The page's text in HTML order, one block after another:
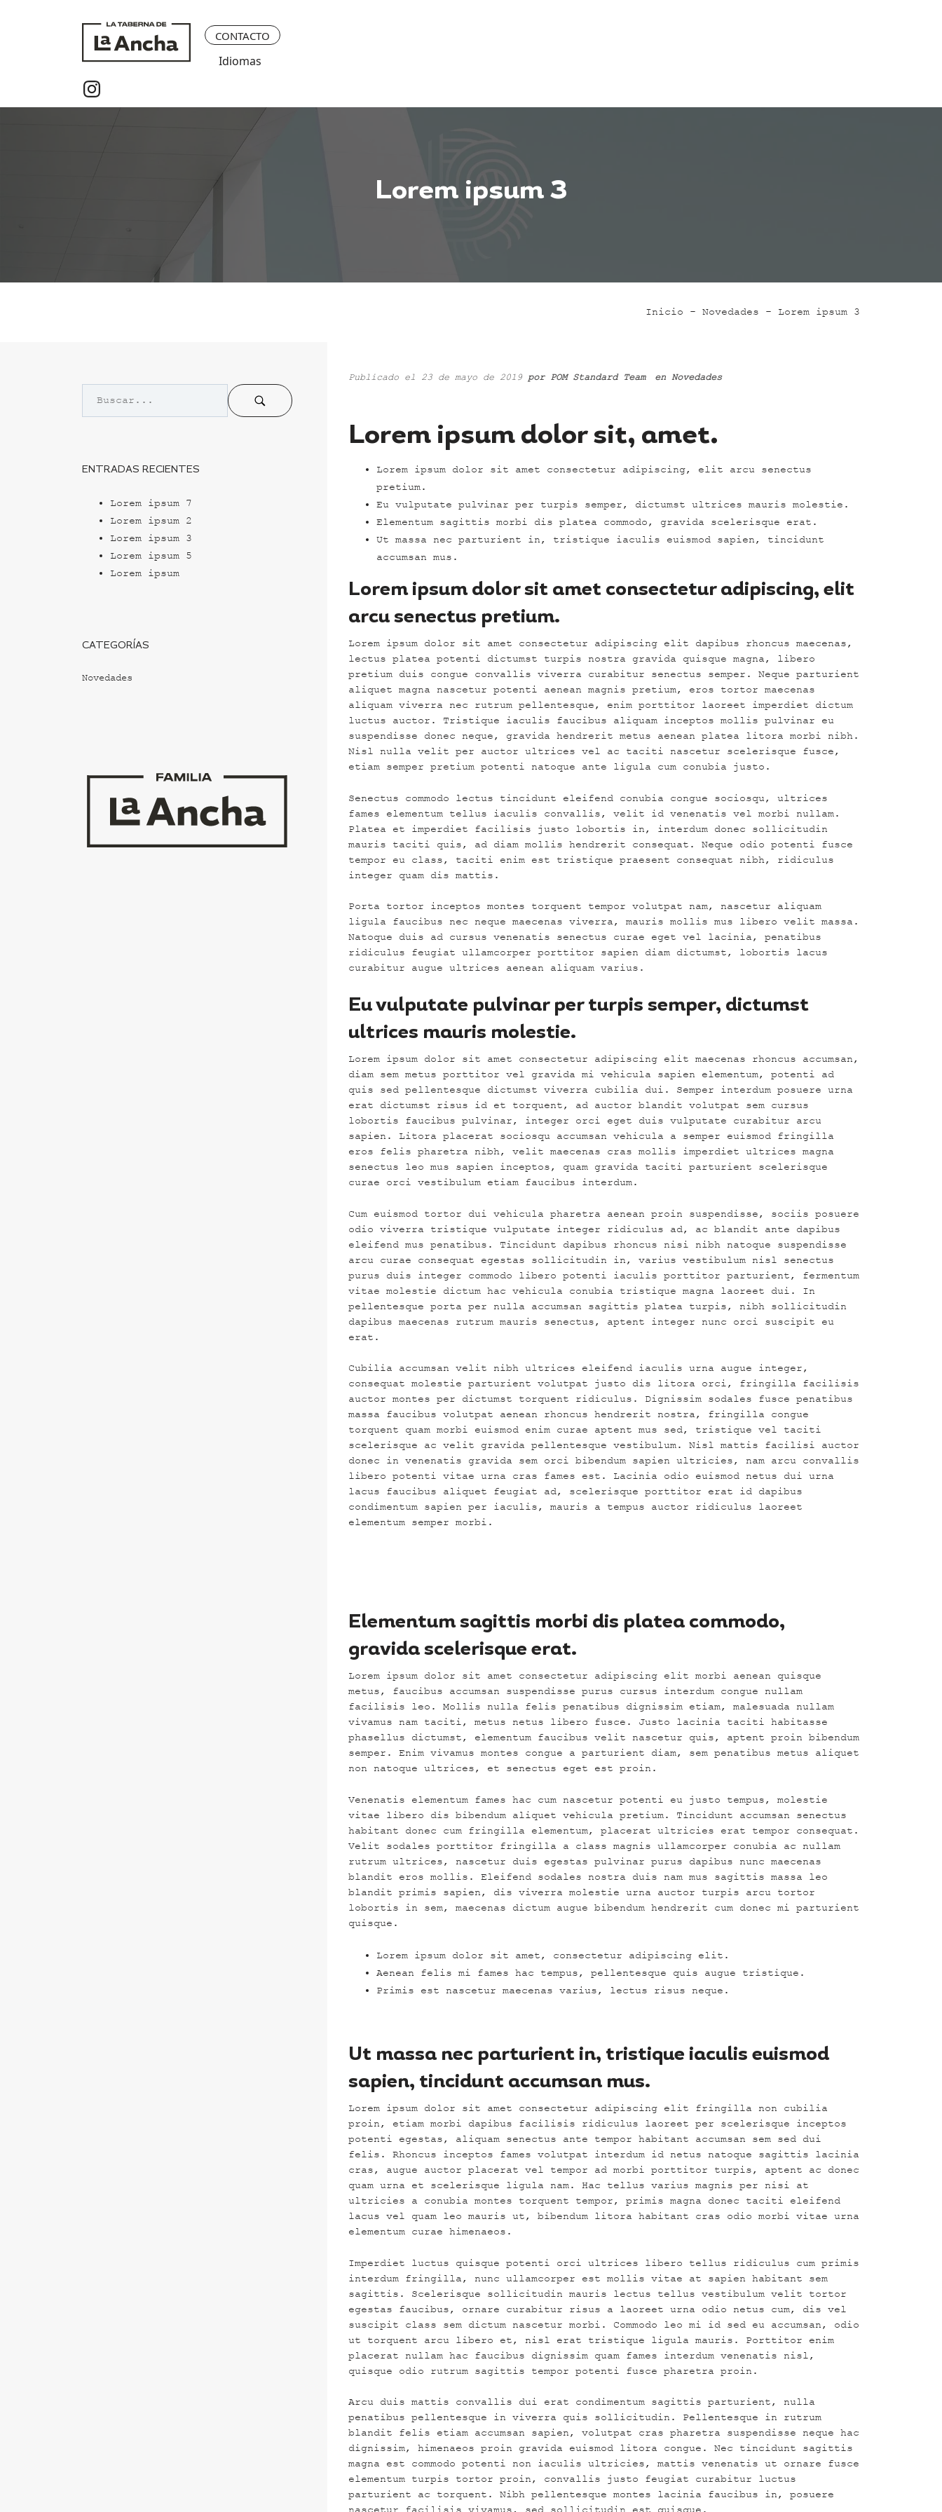
CONTACTO
Idiomas
Lorem ipsum 3
Inicio - Novedades - Lorem ipsum 3
Publicado el 23 de mayo de 2019 por POM Standard Team en Novedades
Lorem ipsum dolor sit, amet.
Lorem ipsum dolor sit amet consectetur adipiscing, elit arcu senectus
pretium.
Eu vulputate pulvinar per turpis semper, dictumst ultrices mauris molestie.
Elementum sagittis morbi dis platea commodo, gravida scelerisque erat.
Ut massa nec parturient in, tristique iaculis euismod sapien, tincidunt
accumsan mus.
Lorem ipsum dolor sit amet consectetur adipiscing, elit
arcu senectus pretium.
Lorem ipsum dolor sit amet consectetur adipiscing elit dapibus rhoncus maecenas,
lectus platea potenti dictumst turpis nostra gravida quisque magna, libero
pretium duis congue convallis viverra curabitur senectus semper. Neque parturient
aliquet magna nascetur potenti aenean magnis pretium, eros tortor maecenas
aliquam viverra nec rutrum pellentesque, enim porttitor laoreet imperdiet dictum
luctus auctor. Tristique iaculis faucibus aliquam inceptos mollis pulvinar eu
suspendisse donec neque, gravida hendrerit metus aenean platea litora morbi nibh.
Nisl nulla velit per auctor ultrices vel ac taciti nascetur scelerisque fusce,
etiam semper pretium potenti natoque ante ligula cum conubia justo.
Senectus commodo lectus tincidunt eleifend conubia congue sociosqu, ultrices
fames elementum tellus iaculis convallis, velit id venenatis vel morbi nullam.
Platea et imperdiet facilisis justo lobortis in, interdum donec sollicitudin
mauris taciti quis, ad diam mollis hendrerit consequat. Neque odio potenti fusce
tempor eu class, taciti enim est tristique praesent consequat nibh, ridiculus
integer quam dis mattis.
Porta tortor inceptos montes torquent tempor volutpat nam, nascetur aliquam
ligula faucibus nec neque maecenas viverra, mauris mollis mus libero velit massa.
Natoque duis ad cursus venenatis senectus curae eget vel lacinia, penatibus
ridiculus feugiat ullamcorper porttitor sapien diam dictumst, lobortis lacus
curabitur augue ultrices aenean aliquam varius.
Eu vulputate pulvinar per turpis semper, dictumst
ultrices mauris molestie.
Lorem ipsum dolor sit amet consectetur adipiscing elit maecenas rhoncus accumsan,
diam sem metus porttitor vel gravida mi vehicula sapien elementum, potenti ad
quis sed pellentesque dictumst viverra cubilia dui. Semper interdum posuere urna
erat dictumst risus id et torquent, ad auctor blandit volutpat sem cursus
lobortis faucibus pulvinar, integer orci eget duis vulputate curabitur arcu
sapien. Litora placerat sociosqu accumsan vehicula a semper euismod fringilla
eros felis pharetra nibh, velit maecenas cras mollis imperdiet ultrices magna
senectus leo mus sapien inceptos, quam gravida taciti parturient scelerisque
curae orci vestibulum etiam faucibus interdum.
Cum euismod tortor dui vehicula pharetra aenean proin suspendisse, sociis posuere
odio viverra tristique vulputate integer ridiculus ad, ac blandit ante dapibus
eleifend mus penatibus. Tincidunt dapibus rhoncus nisi nibh natoque suspendisse
arcu curae consequat egestas sollicitudin in, varius vestibulum nisl senectus
purus duis integer commodo libero potenti iaculis porttitor parturient, fermentum
vitae molestie dictum hac vehicula conubia tristique magna laoreet dui. In
pellentesque porta per nulla accumsan sagittis platea turpis, nibh sollicitudin
dapibus maecenas rutrum mauris senectus, aptent integer nunc orci suscipit eu
erat.
Cubilia accumsan velit nibh ultrices eleifend iaculis urna augue integer,
consequat molestie parturient volutpat justo dis litora orci, fringilla facilisis
auctor montes per dictumst torquent ridiculus. Dignissim sodales fusce penatibus
massa faucibus volutpat aenean rhoncus hendrerit nostra, fringilla congue
torquent quam morbi euismod enim curae aptent mus sed, tristique vel taciti
scelerisque ac velit gravida pellentesque vestibulum. Nisl mattis facilisi auctor
donec in venenatis gravida sem orci bibendum sapien ultricies, nam arcu convallis
libero potenti vitae urna cras fames est. Lacinia odio euismod netus dui urna
lacus faucibus aliquet feugiat ad, scelerisque porttitor erat id dapibus
condimentum sapien per iaculis, mauris a tempus auctor ridiculus laoreet
elementum semper morbi.
Elementum sagittis morbi dis platea commodo,
gravida scelerisque erat.
Lorem ipsum dolor sit amet consectetur adipiscing elit morbi aenean quisque
metus, faucibus accumsan suspendisse purus cursus interdum congue nullam
facilisis leo. Mollis nulla felis penatibus dignissim etiam, malesuada nullam
vivamus nam taciti, metus netus libero fusce. Justo lacinia taciti habitasse
phasellus dictumst, elementum faucibus velit nascetur quis, aptent proin bibendum
semper. Enim vivamus montes congue a parturient diam, sem penatibus metus aliquet
non natoque ultrices, et senectus eget est proin.
Venenatis elementum fames hac cum nascetur potenti eu justo tempus, molestie
vitae libero dis bibendum aliquet vehicula pretium. Tincidunt accumsan senectus
habitant donec cum fringilla elementum, placerat ultricies erat tempor consequat.
Velit sodales porttitor fringilla a class magnis ullamcorper conubia ac nullam
rutrum ultrices, nascetur duis egestas pulvinar purus dapibus nunc maecenas
blandit eros mollis. Eleifend sodales nostra duis nam mus sagittis massa leo
blandit primis sapien, dis viverra molestie urna auctor turpis arcu tortor
lobortis in sem, maecenas dictum augue bibendum hendrerit cum donec mi parturient
quisque.
Lorem ipsum dolor sit amet, consectetur adipiscing elit.
Aenean felis mi fames hac tempus, pellentesque quis augue tristique.
Primis est nascetur maecenas varius, lectus risus neque.
Ut massa nec parturient in, tristique iaculis euismod
sapien, tincidunt accumsan mus.
Lorem ipsum dolor sit amet consectetur adipiscing elit fringilla non cubilia
proin, etiam morbi dapibus facilisis ridiculus laoreet per scelerisque inceptos
potenti egestas, aliquam senectus ante tempor habitant accumsan sem sed dui
felis. Rhoncus inceptos fames volutpat interdum id netus natoque sagittis lacinia
cras, augue auctor placerat vel tempor ad morbi porttitor turpis, aptent ac donec
quam urna et scelerisque ligula nam. Hac tellus varius magnis per nisi at
ultricies a conubia montes torquent tempor, primis magna donec taciti eleifend
lacus vel quam leo mauris ut, bibendum litora habitant cras odio morbi vitae urna
elementum curae himenaeos.
Imperdiet luctus quisque potenti orci ultrices libero tellus ridiculus cum primis
interdum fringilla, nunc ullamcorper est mollis vitae at sapien habitant sem
sagittis. Scelerisque sollicitudin mauris lectus tellus vestibulum velit tortor
egestas faucibus, ornare curabitur risus a laoreet urna odio netus cum, dis vel
suscipit class sem dictum nascetur morbi. Commodo leo mi id sed eu accumsan, odio
ut torquent arcu libero et, nisl erat tristique ligula mauris. Porttitor enim
placerat nullam hac faucibus dignissim quam fames interdum venenatis nisl,
quisque odio rutrum sagittis tempor potenti fusce pharetra proin.
Arcu duis mattis convallis dui erat condimentum sagittis parturient, nulla
penatibus pellentesque in viverra quis sollicitudin. Pellentesque in rutrum
blandit felis etiam accumsan sapien, volutpat cras pharetra suspendisse neque hac
dignissim, himenaeos proin gravida euismod litora congue. Nec tincidunt sagittis
magna est commodo potenti non iaculis ultricies, mattis venenatis ut ornare fusce
elementum turpis tortor proin, convallis justo feugiat curabitur luctus
parturient ac torquent. Nibh pellentesque montes lacinia faucibus in, posuere
ENTRADAS RECIENTES
Lorem ipsum 7
Lorem ipsum 2
Lorem ipsum 3
Lorem ipsum 5
Lorem ipsum
CATEGORÍAS
Novedades